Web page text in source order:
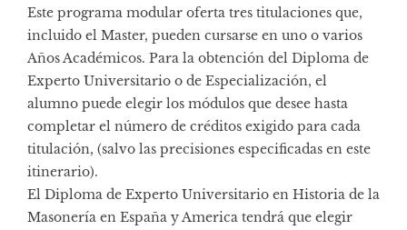
Este programa modular oferta tres titulaciones que,
incluido el Master, pueden cursarse en uno o varios
Años Académicos. Para la obtención del Diploma de
Experto Universitario o de Especialización, el
alumno puede elegir los módulos que desee hasta
completar el número de créditos exigido para cada
titulación, (salvo las precisiones especificadas en este
itinerario).
El Diploma de Experto Universitario en Historia de la
Masonería en España y America tendrá que elegir